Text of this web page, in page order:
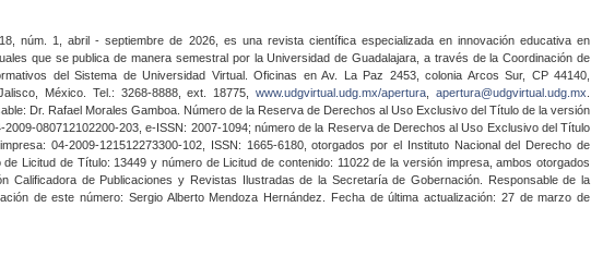
núm. 1, abril - septiembre de 2026, es una revista científica especializada en innovación educativa en
que se publica de manera semestral por la Universidad de Guadalajara, a través de la Coordinación de
del Sistema de Universidad Virtual. Oficinas en Av. La Paz 2453, colonia Arcos Sur, CP 44140,
México. Tel.: 3268-8888, ext. 18775,www.udgvirtual.udg.mx/apertura apertura@udgvirtual.udg.mx
Dr. Rafael Morales Gamboa. Número de la Reserva de Derechos al Uso Exclusivo del Título de la versión
2009-080712102200-203, e-ISSN: 2007-1094; número de la Reserva de Derechos al Uso Exclusivo del Título
04-2009-121512273300-102, ISSN: 1665-6180, otorgados por el Instituto Nacional del Derecho de
de Licitud de Título: 13449 y número de Licitud de contenido: 11022 de la versión impresa, ambos otorgados
Calificadora de Publicaciones y Revistas Ilustradas de la Secretaría de Gobernación. Responsable de la
de este número: Sergio Alberto Mendoza Hernández. Fecha de última actualización: 27 de marzo de